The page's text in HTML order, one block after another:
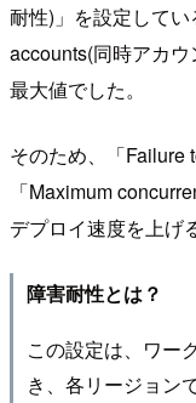
耐性)」を設定して
accounts(同時アカ
最大値でした。
そのため、「Failure
「Maximum
デプロイ速度を上げ
障害耐性とは？
この設定は、ワー
き、各リージョン